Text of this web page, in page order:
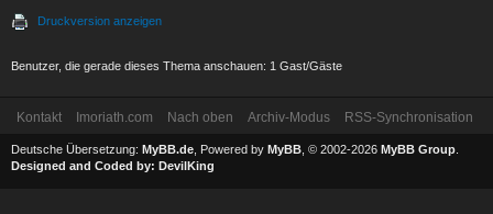
Druckversion anzeigen
Benutzer, die gerade dieses Thema anschauen: 1 Gast/Gäste
Kontakt Imoriath.com Nach oben Archiv-Modus RSS-Synchronisation
Deutsche Übersetzung: MyBB.de , Powered by MyBB , © 2002-2026 MyBB Group
Designed and Coded by: DevilKing